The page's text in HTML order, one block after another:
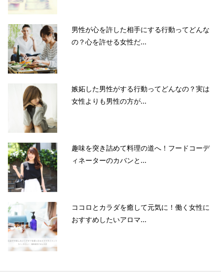
男性が心を許した相手にする行動ってどんな
の？心を許せる女性だ...
嫉妬した男性がする行動ってどんなの？実は
女性よりも男性の方が...
趣味を突き詰めて料理の道へ！フードコーデ
ィネーターのカバンと...
ココロとカラダを癒して元気に！働く女性に
おすすめしたいアロマ...